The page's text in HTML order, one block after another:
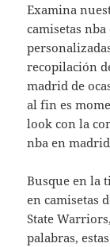
Examina
camisetas
recopilación
madrid de
al fin es
look con la
nba en
Busque en la
en camisetas
State
palabras,